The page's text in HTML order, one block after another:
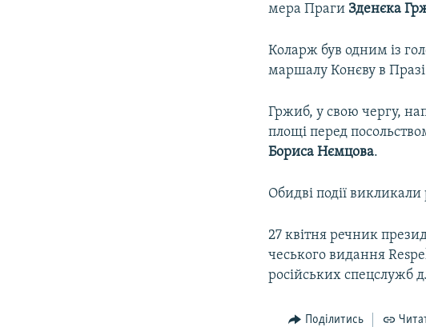
мера Праги Зденєка
Коларж був одним із
маршалу Конєву в
Гржиб, у свою чергу,
площі перед
Бориса Нємцова.
Обидві події викликали
27 квітня речник
чеського видання
російських спецслужб
Поділитись